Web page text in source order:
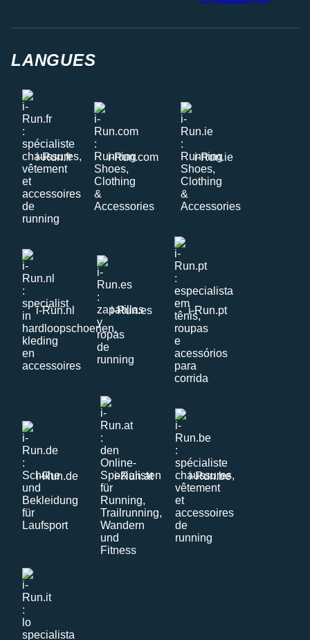
LANGUES
i-Run.fr i-Run.com i-Run.ie
i-Run.nl i-Run.es i-Run.pt
i-Run.de i-Run.at i-Run.be